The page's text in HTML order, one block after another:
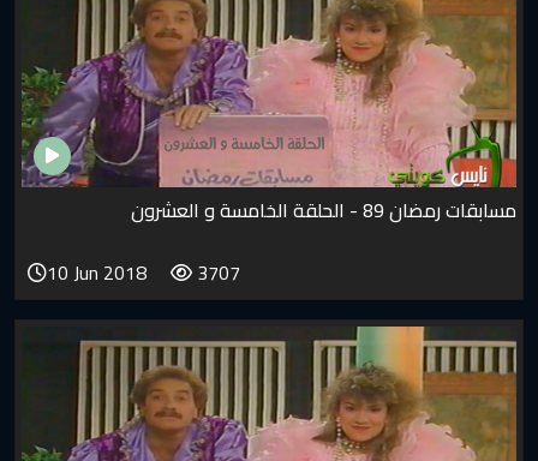
مسابقات رمضان 89 - الحلقة الخامسة و العشرون
3707
10 Jun 2018